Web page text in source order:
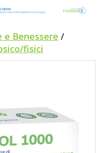
e Benessere /
fisici